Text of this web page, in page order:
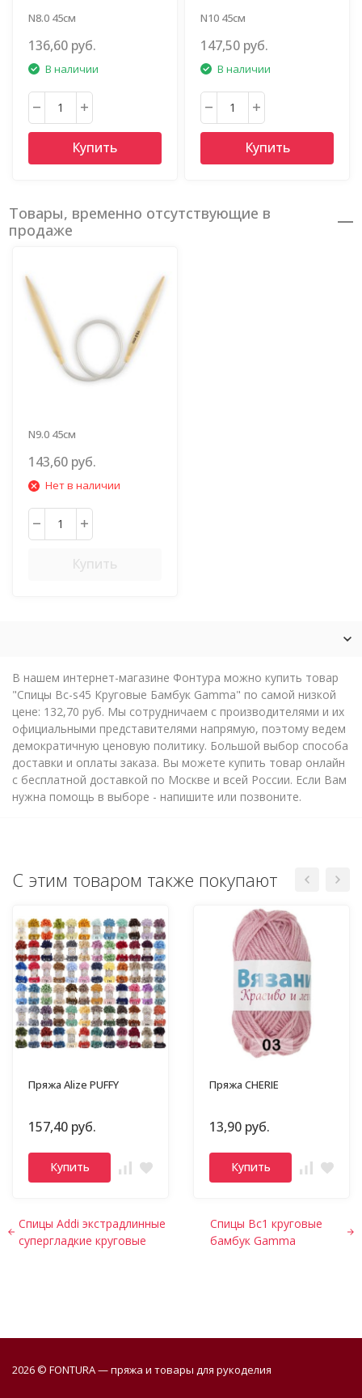
N8.0 45см
136,60 руб.
В наличии
Купить
N10 45см
147,50 руб.
В наличии
Купить
Товары, временно отсутствующие в
продаже
N9.0 45см
143,60 руб.
Нет в наличии
Купить
В нашем интернет-магазине Фонтура можно купить товар
"Спицы Bc-s45 Круговые Бамбук Gamma" по самой низкой
цене: 132,70 руб. Мы сотрудничаем с производителями и их
официальными представителями напрямую, поэтому ведем
демократичную ценовую политику. Большой выбор способа
доставки и оплаты заказа. Вы можете купить товар онлайн
с бесплатной доставкой по Москве и всей России. Если Вам
нужна помощь в выборе - напишите или позвоните.
С этим товаром также покупают
Пряжа Alize PUFFY
157,40 руб.
Купить
Пряжа CHERIE
13,90 руб.
Купить
Спицы Addi экстрадлинные
супергладкие круговые
Спицы Bc1 круговые
бамбук Gamma
2026 © FONTURA — пряжа и товары для рукоделия